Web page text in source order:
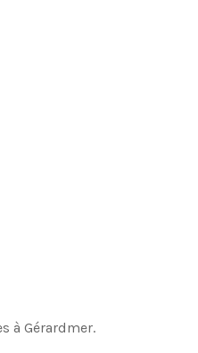
à Gérardmer.